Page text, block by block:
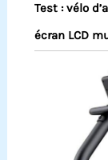
Test : vélo
écran LCD